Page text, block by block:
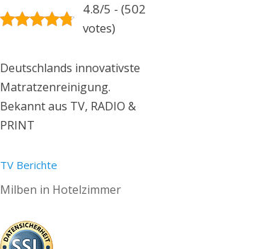
4.8/5 - (502
votes)
Deutschlands innovativste
Matratzenreinigung.
Bekannt aus TV, RADIO &
PRINT
TV Berichte
Milben in Hotelzimmer